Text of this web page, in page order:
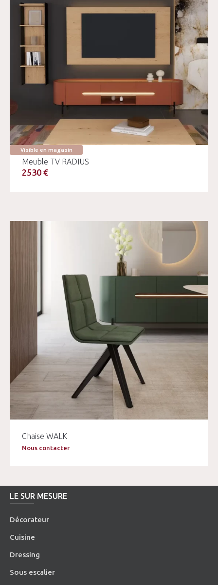
Visible en magasin
Meuble TV RADIUS
2530 €
Chaise WALK
Nous contacter
LE SUR MESURE
Décorateur
Cuisine
Dressing
Sous escalier